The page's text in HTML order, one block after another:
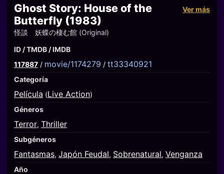
Ghost Story: House of the
Butterfly (1983)
Ver más
怪談 妖蝶の棲む館 (Original)
ID / TMDB / IMDB
117887 / movie/1174279 / tt33340921
Categoría
Película (Live Action)
Géneros
Terror, Thriller
Subgéneros
Fantasmas, Japón Feudal, Sobrenatural, Venganza
Año